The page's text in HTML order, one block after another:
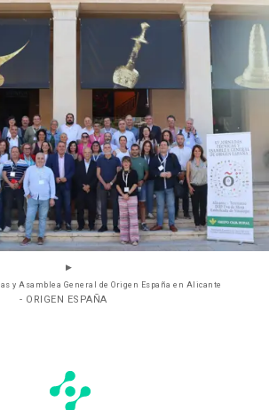
y Asamblea General de Origen España en Alicante
- ORIGEN ESPAÑA